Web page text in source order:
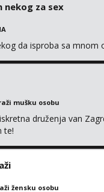
nekog za sex
da isproba sa
mušku osobu
druženja van
te!
žensku osobu